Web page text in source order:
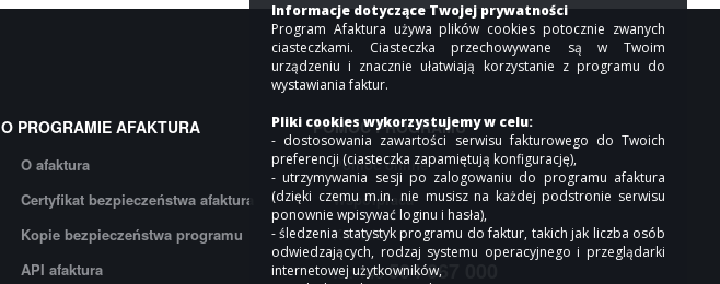
O PROGRAMIE AFAKTURA
O afaktura
Certyfikat bezpieczeństwa afaktura
Kopie bezpieczeństwa programu
API afaktura
POMOC PROGRAMU
Pomoc online
Współpraca
Kontakt
tel: +48504 667 000
Informacje dotyczące Twojej prywatności
Program Afaktura używa plików cookies potocznie zwanych
ciasteczkami. Ciasteczka przechowywane są w Twoim
urządzeniu i znacznie ułatwiają korzystanie z programu do
wystawiania faktur.
Pliki cookies wykorzystujemy w celu:
- dostosowania zawartości serwisu fakturowego do Twoich
preferencji (ciasteczka zapamiętują konfigurację),
- utrzymywania sesji po zalogowaniu do programu afaktura
(dzięki czemu m.in. nie musisz na każdej podstronie serwisu
ponownie wpisywać loginu i hasła),
- śledzenia statystyk programu do faktur, takich jak liczba osób
odwiedzających, rodzaj systemu operacyjnego i przeglądarki
internetowej użytkowników,